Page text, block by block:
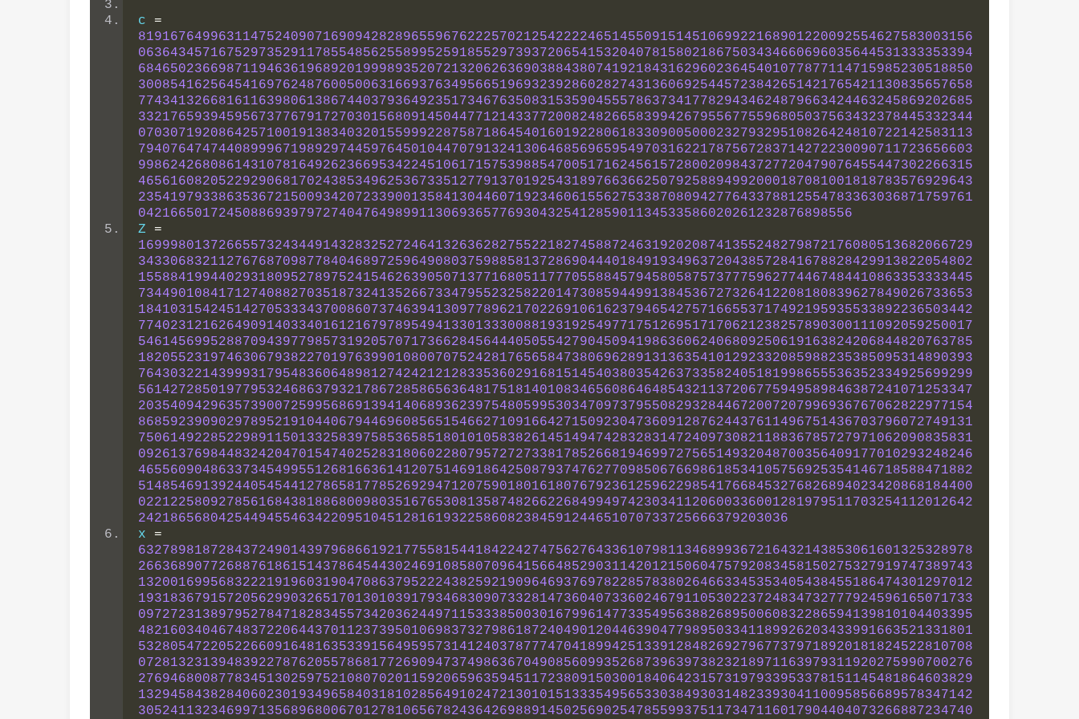
c =
81916764996311475240907169094282896559676222570212542222465145509151451069922168901220092554627583003156
06364345716752973529117855485625589952591855297393720654153204078158021867503434660696035644531333353394
68465023669871194636196892019998935207213206263690388438074192184316296023645401077877114715985230518850
30085416256454169762487600500631669376349566519693239286028274313606925445723842651421765421130835657658
77434132668161163980613867440379364923517346763508315359045557863734177829434624879663424463245869202685
33217659394595673776791727030156809145044771214337720082482665839942679556775596805037563432378445332344
07030719208642571001913834032015599922875871864540160192280618330900500023279329510826424810722142583113
79407647474408999671989297445976450104470791324130646856965954970316221787567283714272230090711723656603
99862426808614310781649262366953422451061715753988547005171624561572800209843727720479076455447302266315
46561608205229290681702438534962536733512779137019254318976636625079258894992000187081001818783576929643
23541979338635367215009342072339001358413044607192346061556275338708094277643378812554783363036871759761
04216650172450886939797274047649899113069365776930432541285901134533586020261232876898556
Z =
16999801372665573243449143283252724641326362827552218274588724631920208741355248279872176080513682066729
34330683211276768709877840468972596490803759885813728690444018491934963720438572841678828429913822054802
15588419944029318095278975241546263905071377168051177705588457945805875737775962774467484410863353333445
73449010841712740882703518732413526673347955232582201473085944991384536727326412208180839627849026733653
18410315424514270533343700860737463941309778962170226910616237946542757166553717492195935533892236503442
77402312162649091403340161216797895494133013330088193192549771751269517170621238257890300111092059250017
54614569952887094397798573192057071736628456444050554279045094198636062406809250619163824206844820763785
18205523197463067938227019763990108007075242817656584738069628913136354101292332085988235385095314890393
76430322143999317954836064898127424212128335360291681514540380354263733582405181998655536352334925699299
56142728501977953246863793217867285865636481751814010834656086464854321137206775949589846387241071253347
20354094296357390072599568691394140689362397548059953034709737955082932844672007207996936767062822977154
86859239090297895219104406794469608565154662710916642715092304736091287624437611496751436703796072749131
75061492285229891150133258397585365851801010583826145149474283283147240973082118836785727971062090835831
09261376984483242047015474025283180602280795727273381785266819469972756514932048700356409177010293248246
46556090486337345499551268166361412075146918642508793747627709850676698618534105756925354146718588471882
51485469139244054544127865817785269294712075901801618076792361259622985417668453276826894023420868184400
02212258092785616843818868009803516765308135874826622684994974230341120600336001281979511703254112012642
242186568042544945546342209510451281619322586082384591244651070733725666379203036
x =
63278981872843724901439796866192177558154418422427475627643361079811346899367216432143853061601325328978
26636890772688761861514378645443024691085807096415664852903114201215060475792083458150275327919747389743
13200169956832221919603190470863795222438259219096469376978228578380264663345353405438455186474301297012
19318367915720562990326517013010391793468309073328147360407336024679110530223724834732777924596165071733
09727231389795278471828345573420362449711533385003016799614773354956388268950060832286594139810104403395
48216034046748372206443701123739501069837327986187240490120446390477989503341189926203433991663521331801
53280547220522660916481635339156495957314124037877747041899425133912848269279677379718920181824522810708
07281323139483922787620557868177269094737498636704908560993526873963973823218971163979311920275990700276
27694680087783451302597521080702011592065963594511723809150300184064231573197933953378151145481864603829
13294584382840602301934965840318102856491024721301015133354956533038493031482339304110095856689578347142
30524113234699713568968006701278106567824364269889145025690254785599375117347116017904404073266887234740